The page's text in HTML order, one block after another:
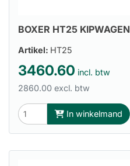
BOXER HT25 KIPWAGEN
Artikel: HT25
3460.60 incl. btw
2860.00 excl. btw
In winkelmand